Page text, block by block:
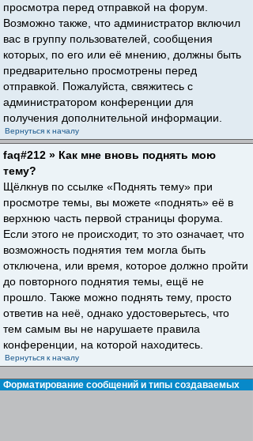
просмотра перед отправкой на форум.
Возможно также, что администратор включил
вас в группу пользователей, сообщения
которых, по его или её мнению, должны быть
предварительно просмотрены перед
отправкой. Пожалуйста, свяжитесь с
администратором конференции для
получения дополнительной информации.
Вернуться к началу
faq#212 » Как мне вновь поднять мою
тему?
Щёлкнув по ссылке «Поднять тему» при
просмотре темы, вы можете «поднять» её в
верхнюю часть первой страницы форума.
Если этого не происходит, то это означает, что
возможность поднятия тем могла быть
отключена, или время, которое должно пройти
до повторного поднятия темы, ещё не
прошло. Также можно поднять тему, просто
ответив на неё, однако удостоверьтесь, что
тем самым вы не нарушаете правила
конференции, на которой находитесь.
Вернуться к началу
Форматирование сообщений и типы создаваемых